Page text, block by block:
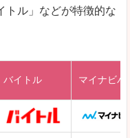
トル」などが特徴的な
バイトル マイナビバ